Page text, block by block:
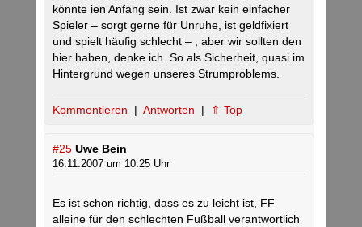
könnte ien Anfang sein. Ist zwar kein einfacher
Spieler – sorgt gerne für Unruhe, ist geldfixiert
und spielt häufig schlecht – , aber wir sollten den
hier haben, denke ich. So als Sicherheit, quasi im
Hintergrund wegen unseres Strumproblems.
Kommentieren | Antworten | ⇑ Top
#25 Uwe Bein
16.11.2007 um 10:25 Uhr
Es ist schon richtig, dass es zu leicht ist, FF
alleine für den schlechten Fußball verantwortlich